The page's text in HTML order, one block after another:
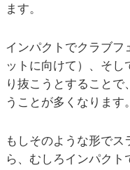
ます。
インパクトでクラブフ
ットに向けて）、そ
り抜こうとすることで
うことが多くなります。
もしそのような形でス
ら、むしろインパクト